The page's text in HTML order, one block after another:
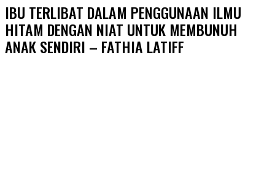
IBU TERLIBAT DALAM PENGGUNAAN ILMU
HITAM DENGAN NIAT UNTUK MEMBUNUH
ANAK SENDIRI – FATHIA LATIFF